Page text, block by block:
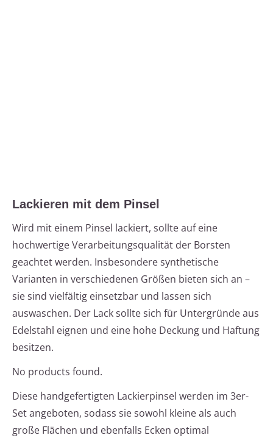
Lackieren mit dem Pinsel
Wird mit einem Pinsel lackiert, sollte auf eine
hochwertige Verarbeitungsqualität der Borsten
geachtet werden. Insbesondere synthetische
Varianten in verschiedenen Größen bieten sich an –
sie sind vielfältig einsetzbar und lassen sich
auswaschen. Der Lack sollte sich für Untergründe aus
Edelstahl eignen und eine hohe Deckung und Haftung
besitzen.
No products found.
Diese handgefertigten Lackierpinsel werden im 3er-
Set angeboten, sodass sie sowohl kleine als auch
große Flächen und ebenfalls Ecken optimal